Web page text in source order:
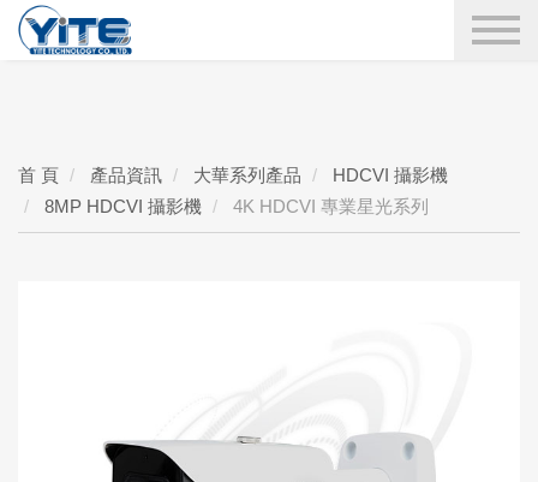
YITE Technology
首 頁 產品資訊 大華系列產品
HDCVI 攝影機
8MP HDCVI 攝影機
4K HDCVI 專業星光系列